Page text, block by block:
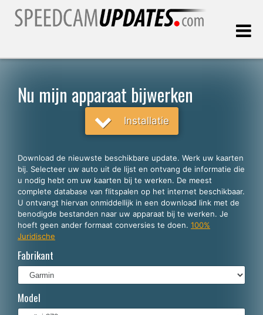
Nederlands
English
Español
Português
Deutsch
Français
Italiano
Nu mijn apparaat bijwerken
Installatie
Download de nieuwste beschikbare update. Werk uw kaarten
bij. Selecteer uw auto uit de lijst en ontvang de informatie die
u nodig hebt om uw kaarten bij te werken. De meest
complete database van flitspalen op het internet beschikbaar.
U ontvangt hiervan onmiddellijk in een download link met de
benodigde bestanden naar uw apparaat bij te werken. Je
hoeft geen ander formaat conversies te doen. 100%
Juridische
Fabrikant
Model